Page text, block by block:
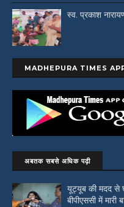
स्व. प्रकाश
MADHEPURA TIMES
अबतक सबसे अधिक पढ़ी
यूट्यूब की मदद से
बीपीएससी में मारी